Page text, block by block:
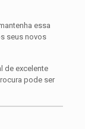
essa
seus novos
de excelente
pode ser